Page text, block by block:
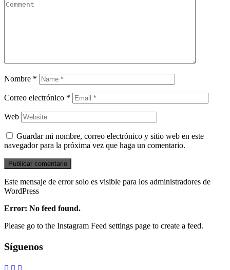
Nombre *
Correo electrónico *
Web
Guardar mi nombre, correo electrónico y sitio web en este
navegador para la próxima vez que haga un comentario.
Este mensaje de error solo es visible para los administradores de
WordPress
Error: No feed found.
Please go to the Instagram Feed settings page to create a feed.
Síguenos